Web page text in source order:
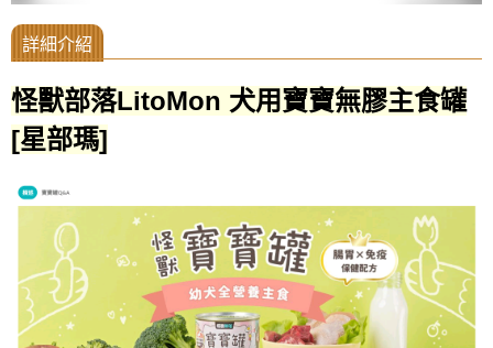
怪獸部落LitoMon 犬用寶寶無膠主食罐
[星部瑪]